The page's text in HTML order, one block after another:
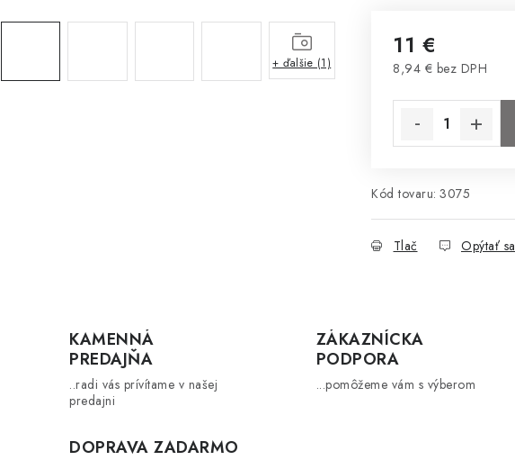
11 €
8,94 € bez DPH
Kód tovaru: 3075
Tlač Opýtať sa
+ ďalšie (1)
KAMENNÁ
PREDAJŇA
..radi vás prívítame v našej
predajni
ZÁKAZNÍCKA
PODPORA
...pomôžeme vám s výberom
DOPRAVA ZADARMO